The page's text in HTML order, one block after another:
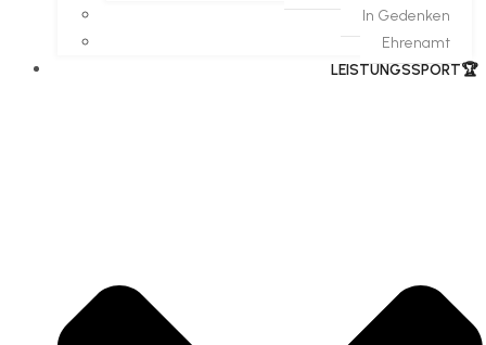
In Gedenken
Ehrenamt
​LEISTUNGSSPORT🏆